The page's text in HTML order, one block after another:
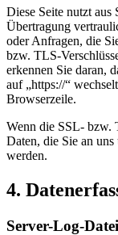
Diese Seite nutzt aus
Übertragung
oder Anfragen, die
bzw. TLS-
erkennen Sie daran,
auf „https://“
Browserzeile.
Wenn die SSL- bzw.
Daten, die Sie an
werden.
4.
Server-Log-